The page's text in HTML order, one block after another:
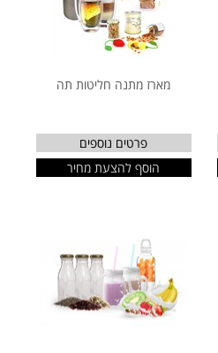
מארז מתנה חליטות תה
פרטים נוספים
הוסף להצעת מחיר